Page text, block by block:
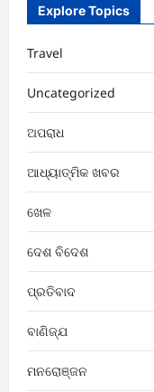
Explore Topics
Travel
Uncategorized
ଅପରାଧ
ଆଧ୍ୟାତ୍ମିକ ଖବର
ଖେଳ
ଦେଶ ବିଦେଶ
ପ୍ରତିବାଦ
ବାଣିଜ୍ଯ
ମନରୋଞ୍ଜନ